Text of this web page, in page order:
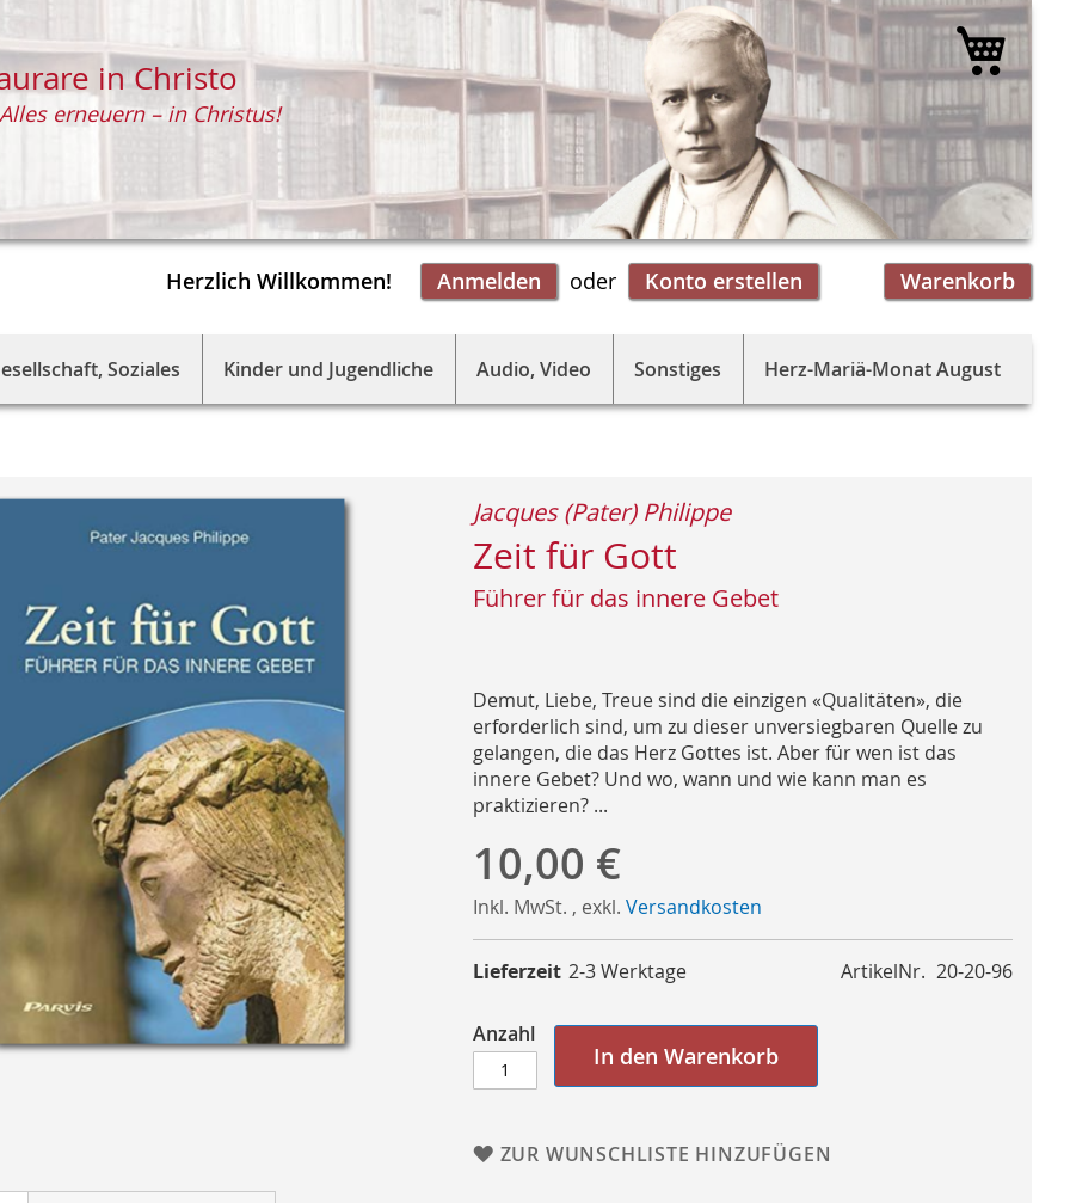
Herzlich Willkommen! Anmelden Warenkorb
Konto erstellen
in Christo
Alles erneuern – in Christus!
Mein
Soziales Kinder und Jugendliche Audio, Video Sonstiges Herz-Mariä-Monat August
Zeit für Gott
Führer für das innere Gebet
Jacques (Pater) Philippe
Demut, Liebe, Treue sind die einzigen «Qualitäten», die
erforderlich sind, um zu dieser unversiegbaren Quelle zu
gelangen, die das Herz Gottes ist. Aber für wen ist das
innere Gebet? Und wo, wann und wie kann man es
praktizieren? ...
10,00 €
Inkl. MwSt. , exkl. Versandkosten
ArtikelNr. 20-20-96
Lieferzeit 2-3 Werktage
Anzahl
In den Warenkorb
ZUR WUNSCHLISTE HINZUFÜGEN